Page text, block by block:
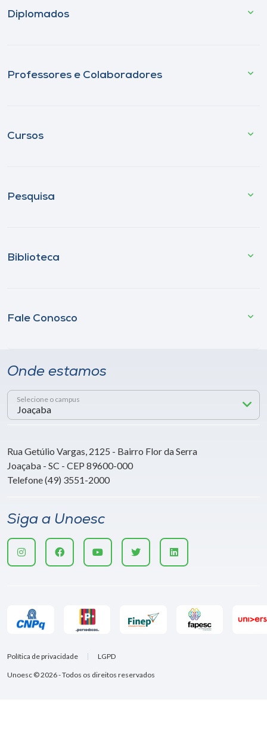
Diplomados
Professores e Colaboradores
Cursos
Pesquisa
Biblioteca
Fale Conosco
Onde estamos
Selecione o campus
Rua Getúlio Vargas, 2125 - Bairro Flor da Serra
Joaçaba - SC - CEP 89600-000
Telefone (49) 3551-2000
Siga a Unoesc
Unoesc © 2026 - Todos os direitos reservados
Política de privacidade LGPD